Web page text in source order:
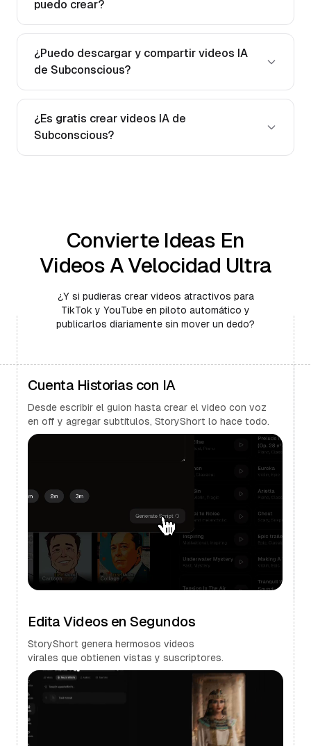
puedo crear?
¿Puedo descargar y compartir videos IA
de Subconscious?
¿Es gratis crear videos IA de
Subconscious?
Convierte Ideas En
Videos A Velocidad Ultra
¿Y si pudieras crear videos atractivos para
TikTok y YouTube en piloto automático y
publicarlos diariamente sin mover un dedo?
Cuenta Historias con IA
Desde escribir el guion hasta crear el video con voz
en off y agregar subtítulos, StoryShort lo hace todo.
Edita Videos en Segundos
StoryShort genera hermosos videos
virales que obtienen vistas y suscriptores.